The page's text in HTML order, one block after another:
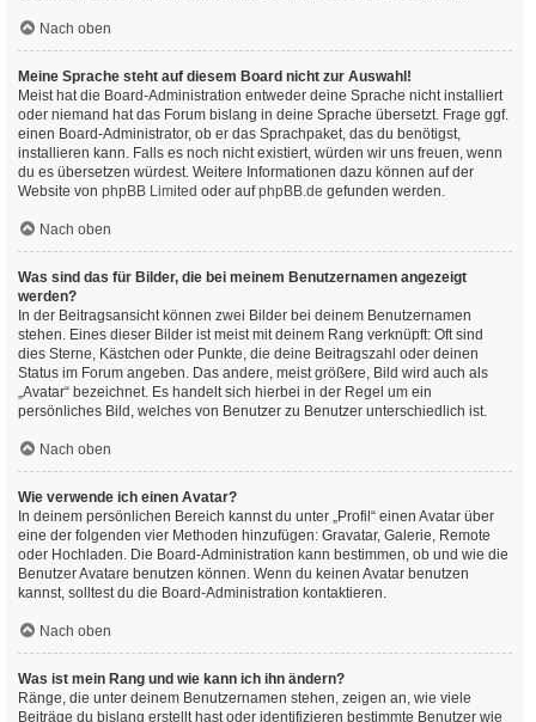
Nach oben
Meine Sprache steht auf diesem Board nicht zur Auswahl!
Meist hat die Board-Administration entweder deine Sprache nicht installiert
oder niemand hat das Forum bislang in deine Sprache übersetzt. Frage ggf.
einen Board-Administrator, ob er das Sprachpaket, das du benötigst,
installieren kann. Falls es noch nicht existiert, würden wir uns freuen, wenn
du es übersetzen würdest. Weitere Informationen dazu können auf der
Website von phpBB Limited oder aufphpBB.de gefunden werden.
Nach oben
Was sind das für Bilder, die bei meinem Benutzernamen angezeigt
werden?
In der Beitragsansicht können zwei Bilder bei deinem Benutzernamen
stehen. Eines dieser Bilder ist meist mit deinem Rang verknüpft: Oft sind
dies Sterne, Kästchen oder Punkte, die deine Beitragszahl oder deinen
Status im Forum angeben. Das andere, meist größere, Bild wird auch als
„Avatar“ bezeichnet. Es handelt sich hierbei in der Regel um ein
persönliches Bild, welches von Benutzer zu Benutzer unterschiedlich ist.
Nach oben
Wie verwende ich einen Avatar?
In deinem persönlichen Bereich kannst du unter „Profil“ einen Avatar über
eine der folgenden vier Methoden hinzufügen: Gravatar, Galerie, Remote
oder Hochladen. Die Board-Administration kann bestimmen, ob und wie die
Benutzer Avatare benutzen können. Wenn du keinen Avatar benutzen
kannst, solltest du die Board-Administration kontaktieren.
Nach oben
Was ist mein Rang und wie kann ich ihn ändern?
Ränge, die unter deinem Benutzernamen stehen, zeigen an, wie viele
Beiträge du bislang erstellt hast oder identifizieren bestimmte Benutzer wie